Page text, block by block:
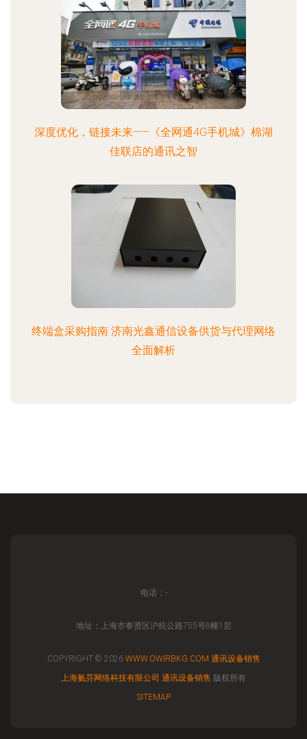
深度优化，链接未来——《全网通4G手机城》棉湖
佳联店的通讯之智
终端盒采购指南 济南光鑫通信设备供货与代理网络
全面解析
电话：-
地址：上海市奉贤区沪杭公路755号8幢1层
COPYRIGHT © 2026 WWW.OWIRBKG.COM 通讯设备销售
上海氨芬网络科技有限公司 通讯设备销售 版权所有
SITEMAP